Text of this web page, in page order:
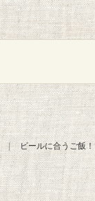
ビールに合うご飯！